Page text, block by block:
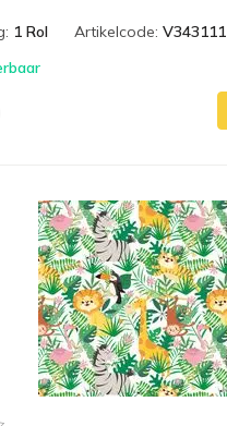
1 Rol Artikelcode: V343111